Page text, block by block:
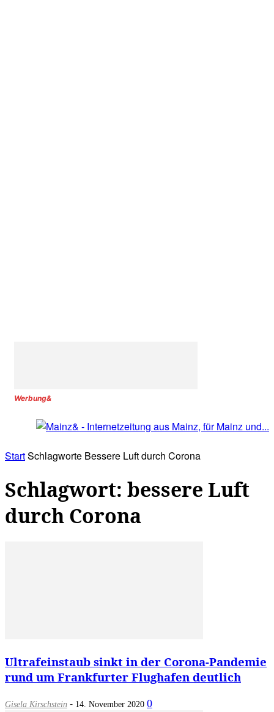
Werbung&
StartSchlagworte Bessere Luft durch Corona
Schlagwort: bessere Luft
durch Corona
Ultrafeinstaub sinkt in der Corona-Pandemie
rund um Frankfurter Flughafen deutlich
Gisela Kirschstein - 14. November 2020 0